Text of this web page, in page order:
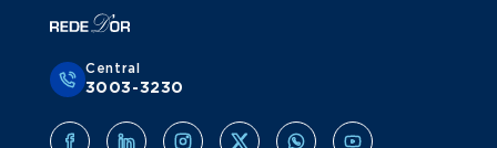
Central
3003-3230